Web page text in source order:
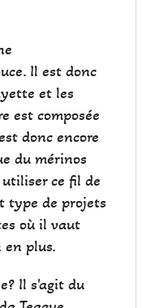
Il est donc
et les
est composée
donc encore
du mérinos
utiliser ce fil de
type de projets
où il vaut
plus.
Il s'agit du